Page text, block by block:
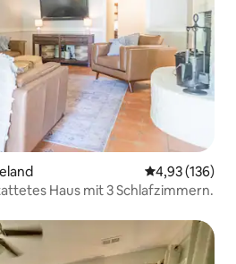
4,93 (136)
Haus mit 3 Schlafzimmern.